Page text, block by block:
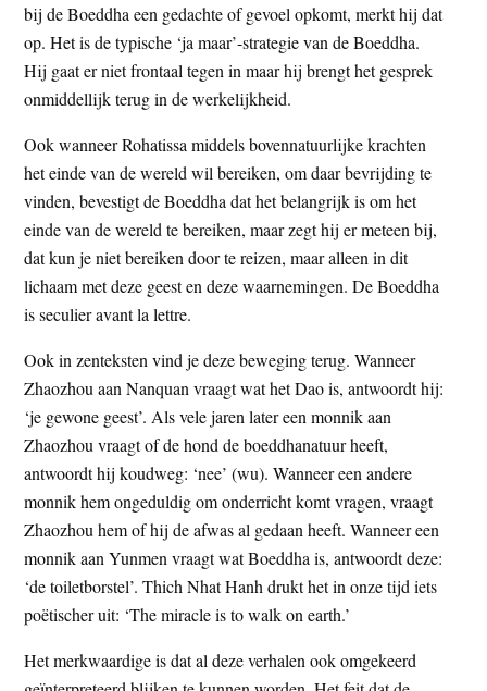
bij de Boeddha een gedachte of gevoel opkomt, merkt hij dat
op. Het is de typische ‘ja maar’-strategie van de Boeddha.
Hij gaat er niet frontaal tegen in maar hij brengt het gesprek
onmiddellijk terug in de werkelijkheid.
Ook wanneer Rohatissa middels bovennatuurlijke krachten
het einde van de wereld wil bereiken, om daar bevrijding te
vinden, bevestigt de Boeddha dat het belangrijk is om het
einde van de wereld te bereiken, maar zegt hij er meteen bij,
dat kun je niet bereiken door te reizen, maar alleen in dit
lichaam met deze geest en deze waarnemingen. De Boeddha
is seculier avant la lettre.
Ook in zenteksten vind je deze beweging terug. Wanneer
Zhaozhou aan Nanquan vraagt wat het Dao is, antwoordt hij:
‘je gewone geest’. Als vele jaren later een monnik aan
Zhaozhou vraagt of de hond de boeddhanatuur heeft,
antwoordt hij koudweg: ‘nee’ (wu). Wanneer een andere
monnik hem ongeduldig om onderricht komt vragen, vraagt
Zhaozhou hem of hij de afwas al gedaan heeft. Wanneer een
monnik aan Yunmen vraagt wat Boeddha is, antwoordt deze:
‘de toiletborstel’. Thich Nhat Hanh drukt het in onze tijd iets
poëtischer uit: ‘The miracle is to walk on earth.’
Het merkwaardige is dat al deze verhalen ook omgekeerd